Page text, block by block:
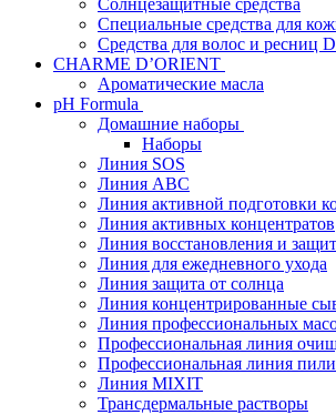
Солнцезащитные средства
Специальные средства для
Средства для волос и ресниц
CHARME D’ORIENT
Ароматические масла
pH Formula
Домашние наборы
Наборы
Линия SOS
Линия АВС
Линия активной подготовки
Линия активных концентратов
Линия восстановления и
Линия для ежедневного ухода
Линия защита от солнца
Линия концентрированные
Линия профессиональных
Профессиональная линия
Профессиональная линия
Линия MIXIT
Трансдермальные растворы